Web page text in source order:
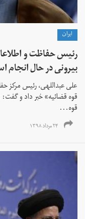
ايران
رئیس حفاظت و
بیرونی در حال
علی عبداللهی، رئیس مرکز
قوه قضائیه» خبر داد و
قوه...
۲۴ مرداد ۱۳۹۸